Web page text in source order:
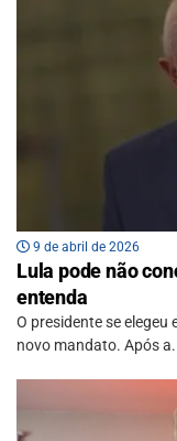
9 de abril de 2026
Lula pode não
entenda
O presidente se
novo mandato. Após